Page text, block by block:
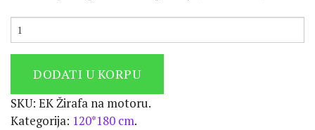
DODATI U KORPU
SKU: EK Žirafa na motoru.
Kategorija: 120*180 cm.